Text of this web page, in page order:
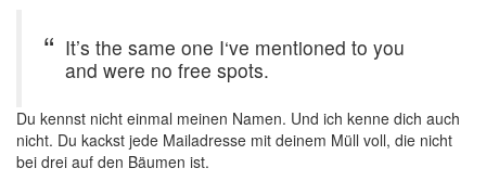
It’s the same one I‘ve mentioned to you
and were no free spots.
Du kennst nicht einmal meinen Namen. Und ich kenne dich auch
nicht. Du kackst jede Mailadresse mit deinem Müll voll, die nicht
bei drei auf den Bäumen ist.